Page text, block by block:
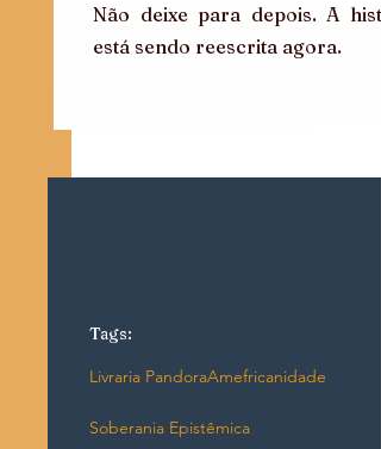
Não deixe para depois. A
está sendo reescrita agora.
Tags:
Livraria PandoraAmefricanidade
Soberania Epistêmica